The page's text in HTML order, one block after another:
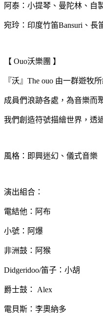
阿泰：小提琴、曼陀林、自
宛玲：印度竹笛Bansuri、長
【 Ouo沃樂團 】
『沃』The ouo 由一群遊牧
成員們浪跡各處，為音樂而
我們創造符號描繪世界，透
風格：即興迷幻、儀式音樂
演出組合：
電結他：阿布
小號：阿爆
非洲鼓：阿猴
Didgeridoo/笛子：小胡
爵士鼓： Alex
電貝斯：李奧納多